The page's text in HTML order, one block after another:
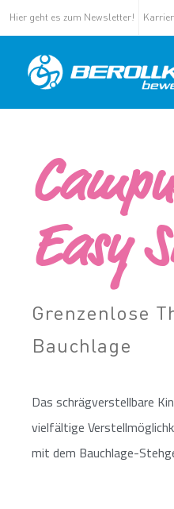
Hier geht es zum Newsletter!
Easy
Grenzenlose
Bauchlage​
Das schrägverstellbare
vielfältige
mit dem Bauchlage-